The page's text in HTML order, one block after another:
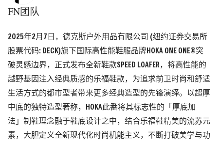
FN团队
2025年2月7日，德克斯户外用品有限公司 (纽约证券交易所
股票代码: DECK)旗下国际高性能鞋服品牌HOKA ONE ONE®突
破灵感边界，正式发布全新鞋款SPEED LOAFER，将高性能的
越野基因注入经典质感的乐福鞋款，为追求前卫时尚和舒适
生活方式的都市型者带来更多经典造型的先锋演绎。以超厚
中底的独特造型著称，HOKA此番将其标志性的「厚底加
法」制鞋理念融于鞋底设计之中，结合乐福鞋精美的流苏元
素，大胆定义全新现代化时尚机能主义，不断打破美学与功